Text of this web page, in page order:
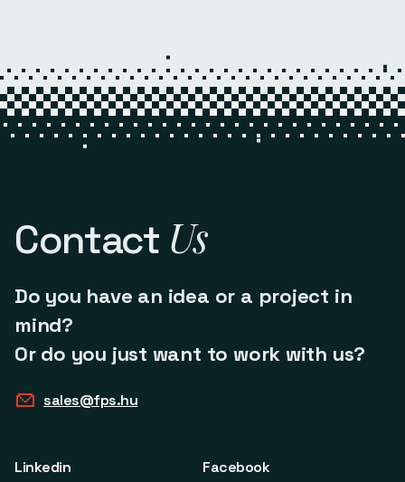
Contact Us
Do you have an idea or a project in
mind?
Or do you just want to work with us?
sales@fps.hu
Linkedin
Facebook